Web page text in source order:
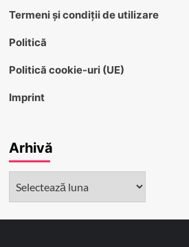
Termeni și condiții de utilizare
Politică
Politică cookie-uri (UE)
Imprint
Arhivă